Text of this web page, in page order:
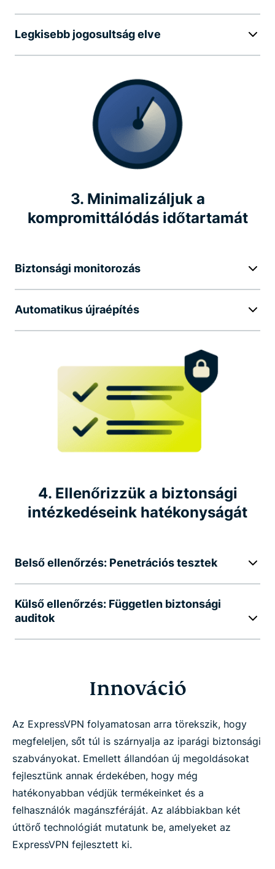
Legkisebb jogosultság elve
3. Minimalizáljuk a
kompromittálódás időtartamát
Biztonsági monitorozás
Automatikus újraépítés
4. Ellenőrizzük a biztonsági
intézkedéseink hatékonyságát
Belső ellenőrzés: Penetrációs tesztek
Külső ellenőrzés: Független biztonsági
auditok
Innováció
Az ExpressVPN folyamatosan arra törekszik, hogy
megfeleljen, sőt túl is szárnyalja az iparági biztonsági
szabványokat. Emellett állandóan új megoldásokat
fejlesztünk annak érdekében, hogy még
hatékonyabban védjük termékeinket és a
felhasználók magánszféráját. Az alábbiakban két
úttörő technológiát mutatunk be, amelyeket az
ExpressVPN fejlesztett ki.